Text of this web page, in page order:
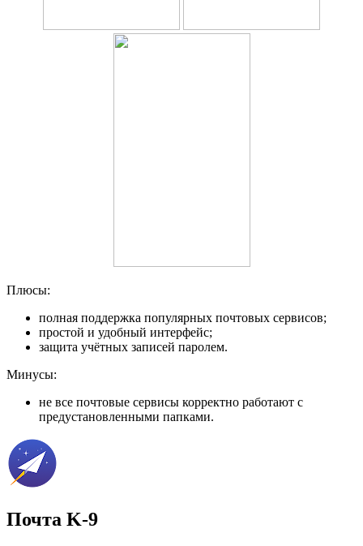
Плюсы:
полная поддержка популярных почтовых сервисов;
простой и удобный интерфейс;
защита учётных записей паролем.
Минусы:
не все почтовые сервисы корректно работают с
предустановленными папками.
Почта K-9